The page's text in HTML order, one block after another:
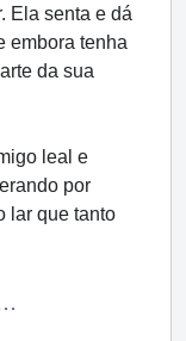
Ela senta e dá
embora tenha
da sua
leal e
por
lar que tanto